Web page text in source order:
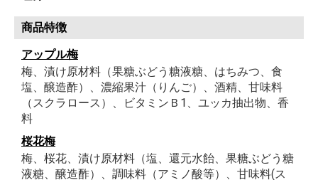
商品特徴
アップル梅
梅、漬け原材料（果糖ぶどう糖液糖、はちみつ、食
塩、醸造酢）、濃縮果汁（りんご）、酒精、甘味料
（スクラロース）、ビタミンＢ1、ユッカ抽出物、香
料
桜花梅
梅、桜花、漬け原材料（塩、還元水飴、果糖ぶどう糖
液糖、醸造酢）、調味料（アミノ酸等）、甘味料(ス